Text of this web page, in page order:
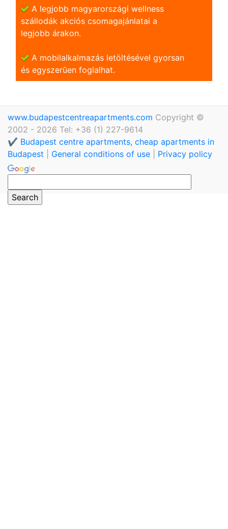
A legjobb magyarországi wellness
szállodák akciós csomagajánlatai a
legjobb árakon.
A mobilalkalmazás letöltésével gyorsan
és egyszerũen foglalhat.
www.budapestcentreapartments.com Copyright ©
2002 - 2026 Tel: +36 (1) 227-9614
✔️ Budapest centre apartments, cheap apartments in
Budapest
General conditions of use Privacy policy